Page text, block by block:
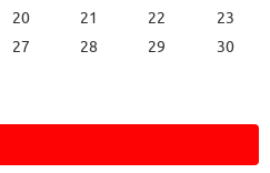
20 21 22
23
27 28 29
30